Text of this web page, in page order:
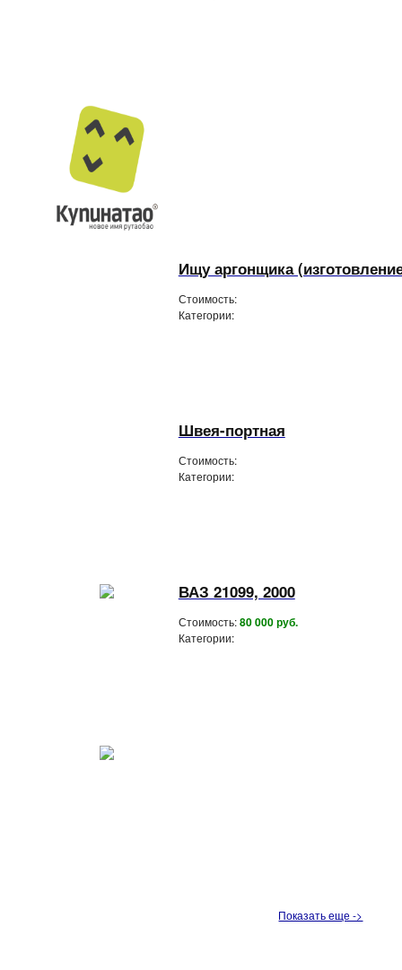
Ищу аргонщика
Стоимость:
Категории:
Швея-портная
Стоимость:
Категории:
ВАЗ 21099, 2000
Стоимость:80 000 руб.
Категории:
Показать еще ->